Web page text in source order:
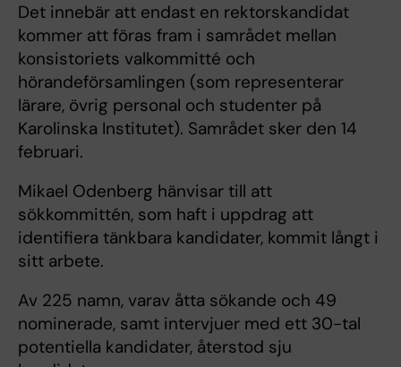
Det innebär att endast en rektorskandidat
kommer att föras fram i samrådet mellan
konsistoriets valkommitté och
hörandeförsamlingen (som representerar
lärare, övrig personal och studenter på
Karolinska Institutet). Samrådet sker den 14
februari.
Mikael Odenberg hänvisar till att
sökkommittén, som haft i uppdrag att
identifiera tänkbara kandidater, kommit långt i
sitt arbete.
Av 225 namn, varav åtta sökande och 49
nominerade, samt intervjuer med ett 30-tal
potentiella kandidater, återstod sju